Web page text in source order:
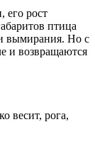
его рост
птица
вымирания. Но с
и возвращаются
весит, рога,